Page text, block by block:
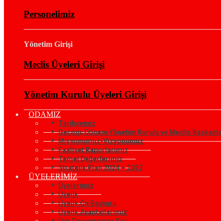
Personelimiz
Yönetim Girişi
Meclis Üyeleri Girişi
Yönetim Kurulu Üyeleri Girişi
ODAMIZ
Tarihçemiz
Geçmiş Dönem Yönetim Kurulu ve Meclis
Misyonumuz-Vizyonumuz
Faaliyet Raporlarımız
Temel Değerlerimiz
Stratejik Plan 2024 – 2027
ÜYELERİMİZ
Üyelerimiz
Üyelik
Üyelik Ön Başvuru
Üyelik Avantajlarımız